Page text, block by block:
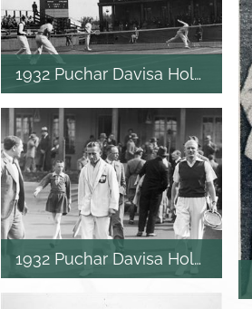
1932 Puchar Davisa Holandia
1932 Puchar Davisa Holandia